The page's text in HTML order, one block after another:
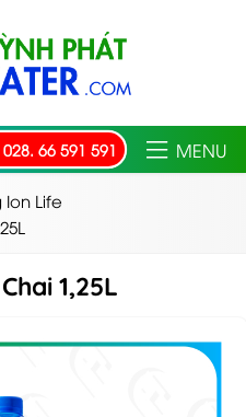
66 591 591 MENU
Life
1,25L